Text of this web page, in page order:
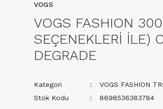
VOGS
VOGS FASHION
SEÇENEKLERİ İLE)
DEGRADE
Kategori
VOGS FASHION
Stok Kodu
8698536383784